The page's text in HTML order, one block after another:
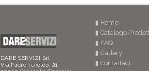
DARE SERVIZI Srl
Via Padre Turoldo, 21
▮ Home
▮ Catalogo
▮ FAQ
▮ Gallery
▮ Contattaci